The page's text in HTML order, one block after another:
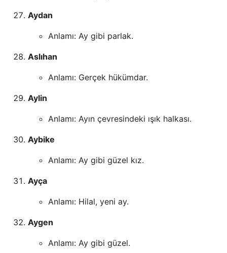
Aydan
Anlamı: Ay gibi parlak.
Aslıhan
Anlamı: Gerçek hükümdar.
Aylin
Anlamı: Ayın çevresindeki ışık halkası.
Aybike
Anlamı: Ay gibi güzel kız.
Ayça
Anlamı: Hilal, yeni ay.
Aygen
Anlamı: Ay gibi güzel.